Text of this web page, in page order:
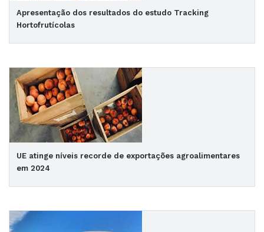
Apresentação dos resultados do estudo Tracking
Hortofrutícolas
UE atinge níveis recorde de exportações agroalimentares
em 2024